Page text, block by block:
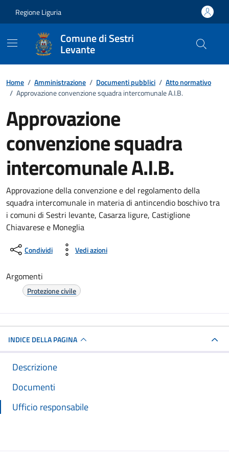
Regione Liguria
Comune di Sestri
Levante
Home / Amministrazione / Documenti pubblici / Atto normativo
/ Approvazione convenzione squadra intercomunale A.I.B.
Approvazione
convenzione squadra
intercomunale A.I.B.
Dettagli del documento
Approvazione della convenzione e del regolamento della
squadra intercomunale in materia di antincendio boschivo tra
i comuni di Sestri levante, Casarza ligure, Castiglione
Chiavarese e Moneglia
Condividi Vedi azioni
Argomenti
Protezione civile
INDICE DELLA PAGINA
Descrizione
Documenti
Ufficio responsabile